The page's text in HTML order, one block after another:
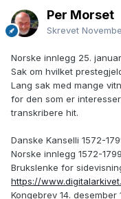
Per Morset
Skrevet
Norske innlegg 25.
Sak om hvilket
Lang sak med mange
for den som er
transkribere hit.
Danske Kanselli 1572-
Norske innlegg 1572-
Brukslenke for
https://
Kongebrev 14.